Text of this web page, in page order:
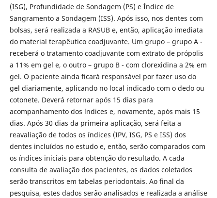
(ISG), Profundidade de Sondagem (PS) e Índice de
Sangramento a Sondagem (ISS). Após isso, nos dentes com
bolsas, será realizada a RASUB e, então, aplicação imediata
do material terapêutico coadjuvante. Um grupo – grupo A -
receberá o tratamento coadjuvante com extrato de própolis
a 11% em gel e, o outro – grupo B - com clorexidina a 2% em
gel. O paciente ainda ficará responsável por fazer uso do
gel diariamente, aplicando no local indicado com o dedo ou
cotonete. Deverá retornar após 15 dias para
acompanhamento dos índices e, novamente, após mais 15
dias. Após 30 dias da primeira aplicação, será feita a
reavaliação de todos os índices (IPV, ISG, PS e ISS) dos
dentes incluídos no estudo e, então, serão comparados com
os índices iniciais para obtenção do resultado. A cada
consulta de avaliação dos pacientes, os dados coletados
serão transcritos em tabelas periodontais. Ao final da
pesquisa, estes dados serão analisados e realizada a análise